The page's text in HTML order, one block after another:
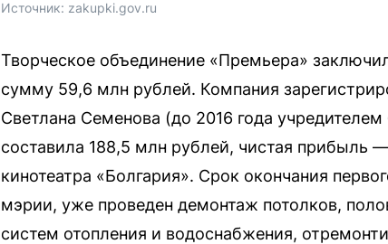
Источник: zakupki.gov.ru
Творческое объединение «Премьера»
сумму 59,6 млн рублей. Компания
Светлана Семенова (до 2016 года
составила 188,5 млн рублей, чистая прибыль
кинотеатра «Болгария». Срок окончания
мэрии, уже проведен демонтаж потолков,
систем отопления и водоснабжения,